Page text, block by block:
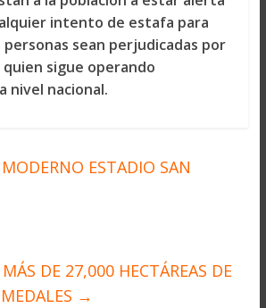
intento de estafa para
sean perjudicadas por
sigue operando
nivel nacional.
ESTADIO SAN
DE 27,000 HECTÁREAS DE
→